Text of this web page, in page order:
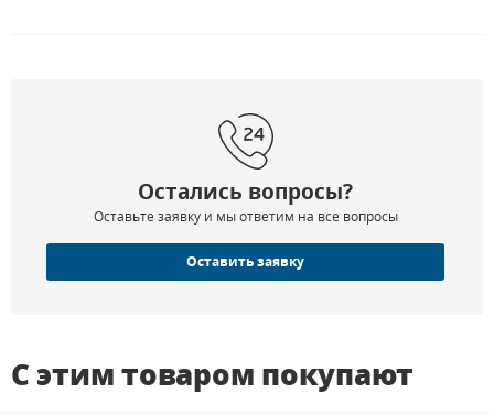
Остались вопросы?
Оставьте заявку и мы ответим на все вопросы
Оставить заявку
С этим товаром покупают